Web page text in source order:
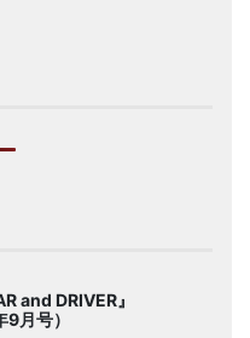
and DRIVER』
9月号）